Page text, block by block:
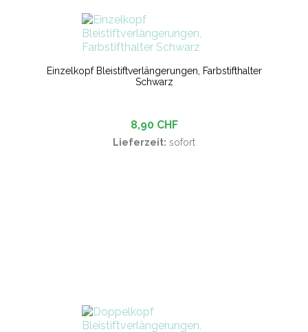
Einzelkopf Bleistiftverlängerungen, Farbstifthalter
Schwarz
8,90 CHF
Lieferzeit: sofort